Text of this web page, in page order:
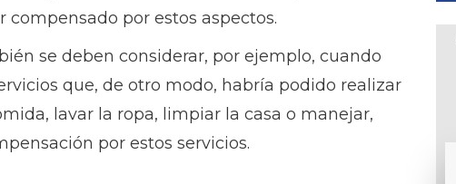
por estos aspectos.
se deben considerar, por ejemplo, cuando
que, de otro modo, habría podido realizar
lavar la ropa, limpiar la casa o manejar,
por estos servicios.